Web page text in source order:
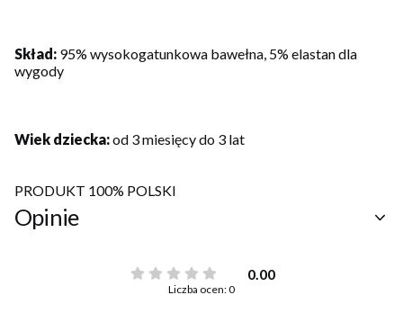
Skład: 95% wysokogatunkowa bawełna, 5% elastan dla
wygody
Wiek dziecka:od 3 miesięcy do 3 lat
PRODUKT 100% POLSKI
Opinie
0.00
Liczba ocen: 0